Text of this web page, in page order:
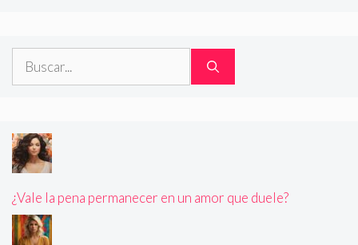
Buscar:
¿Vale la pena permanecer en un amor que duele?